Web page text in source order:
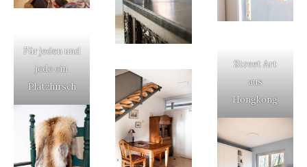
Für jeden und
jede ein
Platzhirsch
Street Art
aus
Hongkong